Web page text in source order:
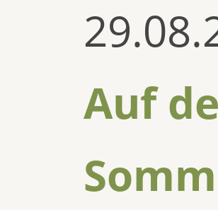
Auf